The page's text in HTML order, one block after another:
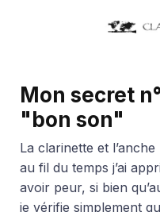
Mon secret
"bon son"
La clarinette et
au fil du temps j’ai
avoir peur, si bien
je vérifie simplement